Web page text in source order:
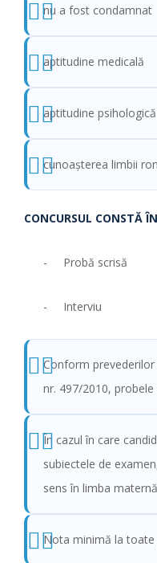
nu a fost condamnat
aptitudine medicală
aptitudine psihologică
cunoaşterea limbii
CONCURSUL CONSTĂ
- Probă scrisă
- Interviu
Conform
nr. 497/2010,
În cazul în care
subiectele de
sens în limba
Nota minimă la